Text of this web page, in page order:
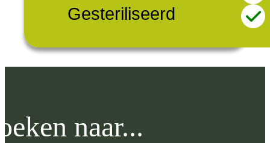
Gesteriliseerd
naar...